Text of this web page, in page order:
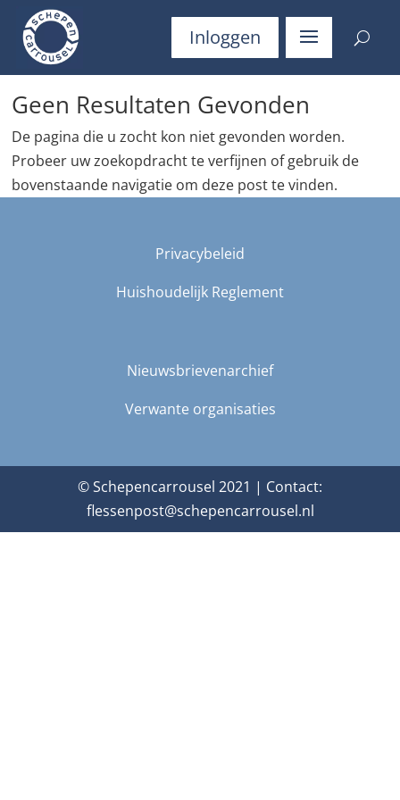
Inloggen
Geen Resultaten Gevonden
De pagina die u zocht kon niet gevonden worden.
Probeer uw zoekopdracht te verfijnen of gebruik de
bovenstaande navigatie om deze post te vinden.
Privacybeleid
Huishoudelijk Reglement
Nieuwsbrievenarchief
Verwante organisaties
© Schepencarrousel 2021 | Contact:
flessenpost@schepencarrousel.nl